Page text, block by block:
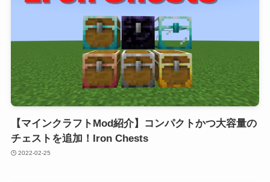
【マインクラフトMod紹介】コンパクトかつ大容量の
チェストを追加！Iron Chests
2022-02-25